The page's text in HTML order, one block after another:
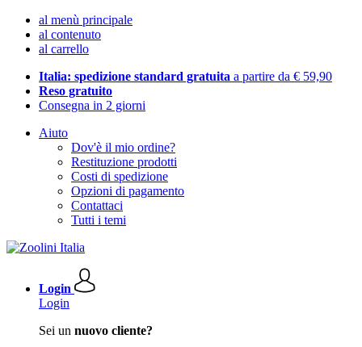
al menù principale
al contenuto
al carrello
Italia: spedizione standard gratuita a partire da € 59,90
Reso gratuito
Consegna in 2 giorni
Aiuto
Dov'è il mio ordine?
Restituzione prodotti
Costi di spedizione
Opzioni di pagamento
Contattaci
Tutti i temi
Login
Login
Sei un nuovo cliente?